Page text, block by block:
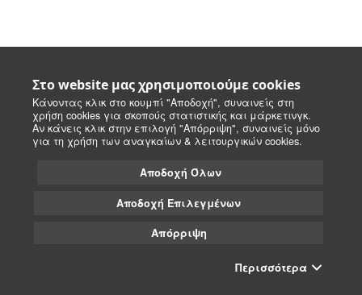
Στο website μας χρησιμοποιούμε cookies
Κάνοντας κλικ στο κουμπί "Αποδοχή", συναινείς στη
χρήση cookies για σκοπούς στατιστικής και μάρκετινγκ.
Αν κάνεις κλικ στην επιλογή "Απόρριψη", συναινείς μόνο
για τη χρήση των αναγκαίων & λειτουργικών cookies.
Αποδοχή Όλων
Αποδοχή Επιλεγμένων
Απόρριψη
Περισσότερα